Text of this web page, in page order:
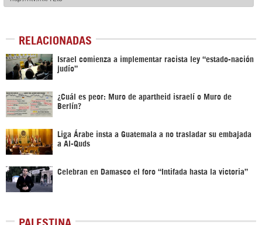
RELACIONADAS
Israel comienza a implementar racista ley “estado-nación
judío”
¿Cuál es peor: Muro de apartheid israelí o Muro de
Berlín?
Liga Árabe insta a Guatemala a no trasladar su embajada
a Al-Quds
Celebran en Damasco el foro “Intifada hasta la victoria”
PALESTINA